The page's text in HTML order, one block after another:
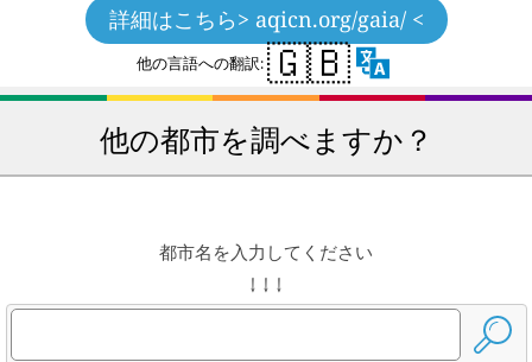
詳細はこちら> aqicn.org/gaia/ <
他の言語への翻訳: 🇬🇧
他の都市を調べますか？
都市名を入力してください
↓ ↓ ↓